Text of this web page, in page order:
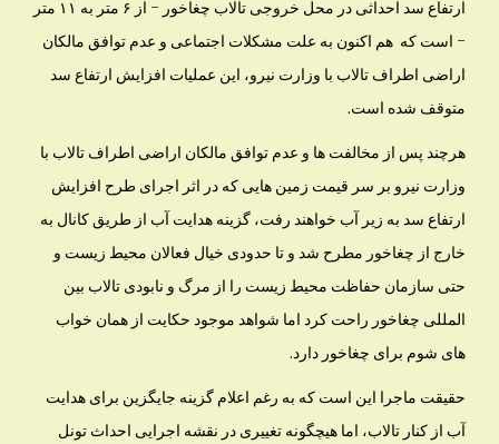
ارتفاع سد احداثی در محل خروجی تالاب چغاخور – از ۶ متر به ۱۱ متر
– است که هم اکنون به علت مشکلات اجتماعی و عدم توافق مالکان
اراضی اطراف تالاب با وزارت نیرو، این عملیات افزایش ارتفاع سد
متوقف شده است.
هرچند پس از مخالفت ها و عدم توافق مالکان اراضی اطراف تالاب با
وزارت نیرو بر سر قیمت زمین هایی که در اثر اجرای طرح افزایش
ارتفاع سد به زیر آب خواهند رفت، گزینه هدایت آب از طریق کانال به
خارج از چغاخور مطرح شد و تا حدودی خیال فعالان محیط زیست و
حتی سازمان حفاظت محیط زیست را از مرگ و نابودی تالاب بین
المللی چغاخور راحت کرد اما شواهد موجود حکایت از همان خواب
های شوم برای چغاخور دارد.
حقیقت ماجرا این است که به رغم اعلام گزینه جایگزین برای هدایت
آب از کنار تالاب، اما هیچگونه تغییری در نقشه اجرایی احداث تونل